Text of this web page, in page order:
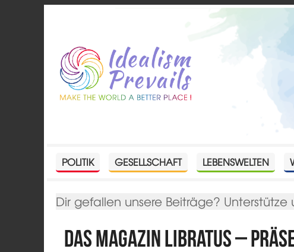
POLITIK GESELLSCHAFT LEBENSWELTEN
Dir gefallen unsere Beiträge?
Das Magazin Libratus –